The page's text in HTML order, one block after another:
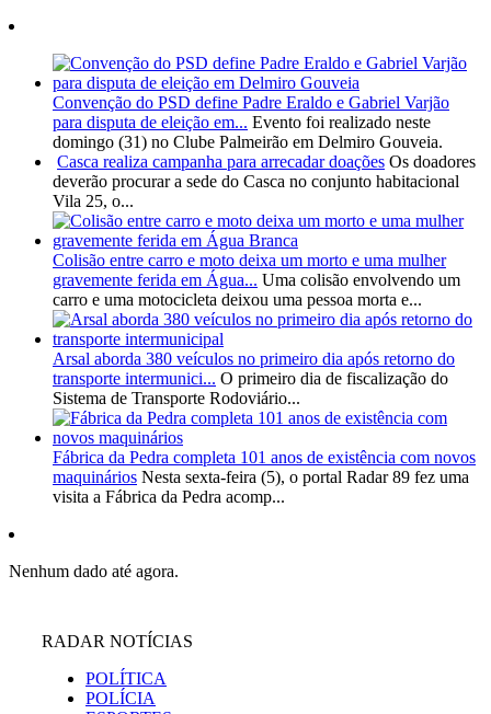
Convenção do PSD define Padre Eraldo e Gabriel Varjão
para disputa de eleição em... Evento foi realizado neste
domingo (31) no Clube Palmeirão em Delmiro Gouveia.
Casca realiza campanha para arrecadar doações Os doadores
deverão procurar a sede do Casca no conjunto habitacional
Vila 25, o...
Colisão entre carro e moto deixa um morto e uma mulher
gravemente ferida em Água... Uma colisão envolvendo um
carro e uma motocicleta deixou uma pessoa morta e...
Arsal aborda 380 veículos no primeiro dia após retorno do
transporte intermunici... O primeiro dia de fiscalização do
Sistema de Transporte Rodoviário...
Fábrica da Pedra completa 101 anos de existência com novos
maquinários Nesta sexta-feira (5), o portal Radar 89 fez uma
visita a Fábrica da Pedra acomp...
Nenhum dado até agora.
RADAR NOTÍCIAS
POLÍTICA
POLÍCIA